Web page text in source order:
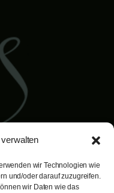
wir Technologien wie
und/oder darauf zuzugreifen.
wir Daten wie das
Plastische, Ästhetische